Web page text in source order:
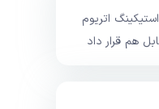
اتریوم
هم قرار داد